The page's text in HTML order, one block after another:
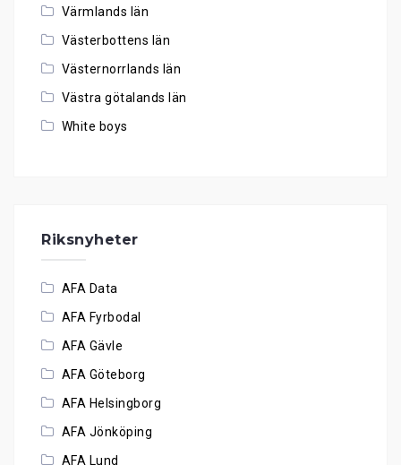
Värmlands län
Västerbottens län
Västernorrlands län
Västra götalands län
White boys
Riksnyheter
AFA Data
AFA Fyrbodal
AFA Gävle
AFA Göteborg
AFA Helsingborg
AFA Jönköping
AFA Lund